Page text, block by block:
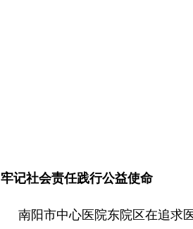
牢记社会责任践行公益使命
南阳市中心医院东院区在追求